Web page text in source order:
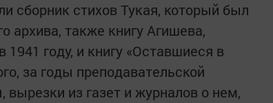
сборник стихов Тукая, который был
архива, также книгу Агишева,
году, и книгу «Оставшиеся в
за годы преподавательской
из газет и журналов о нем,